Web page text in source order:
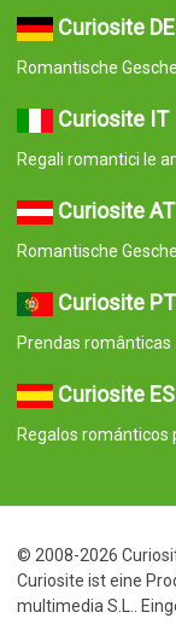
Curiosite DE
Romantische
Curiosite IT
Regali romantici le
Curiosite AT
Romantische
Curiosite PT
Prendas românticas
Curiosite ES
Regalos románticos
© 2008-2026
Curiosite ist eine
multimedia S.L..